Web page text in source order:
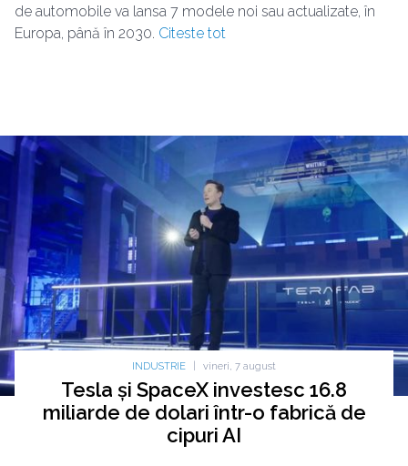
de automobile va lansa 7 modele noi sau actualizate, în
Europa, până în 2030. Citeste tot
INDUSTRIE vineri, 7 august
Tesla și SpaceX investesc 16.8
miliarde de dolari într-o fabrică de
cipuri AI